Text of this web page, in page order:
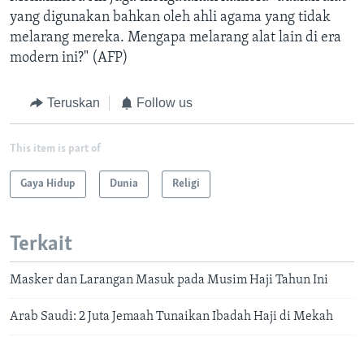
yang digunakan bahkan oleh ahli agama yang tidak
melarang mereka. Mengapa melarang alat lain di era
modern ini?" (AFP)
Teruskan Follow us
This item is part of
Gaya Hidup Dunia Religi
Terkait
Masker dan Larangan Masuk pada Musim Haji Tahun Ini
Arab Saudi: 2 Juta Jemaah Tunaikan Ibadah Haji di Mekah